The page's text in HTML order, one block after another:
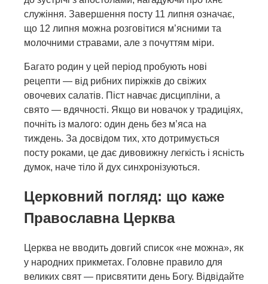
служіння. Завершення посту 11 липня означає,
що 12 липня можна розговітися м’ясними та
молочними стравами, але з почуттям міри.
Багато родин у цей період пробують нові
рецепти — від рибних пиріжків до свіжих
овочевих салатів. Піст навчає дисципліни, а
свято — вдячності. Якщо ви новачок у традиціях,
почніть із малого: один день без м’яса на
тиждень. За досвідом тих, хто дотримується
посту роками, це дає дивовижну легкість і ясність
думок, наче тіло й дух синхронізуються.
Церковний погляд: що каже
Православна Церква
Церква не вводить довгий список «не можна», як
у народних прикметах. Головне правило для
великих свят — присвятити день Богу. Відвідайте